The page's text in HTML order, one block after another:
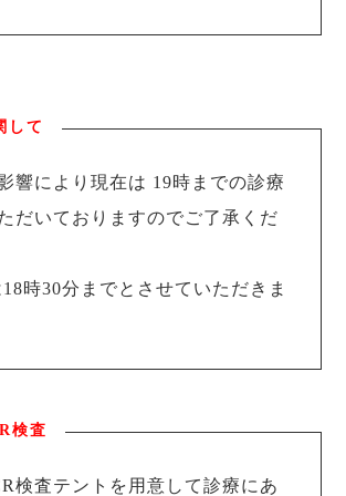
して
響により現在は 19時までの診療
だいておりますのでご了承くだ
時30分までとさせていただきま
検査
検査テントを用意して診療にあ